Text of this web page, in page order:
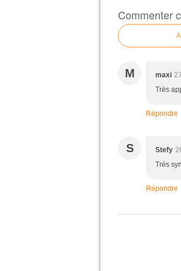
Commenter
M maxi
Très
Répondre
S Stefy
Trés
Répondre